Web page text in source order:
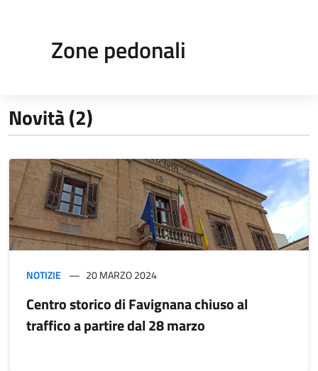
Zone pedonali
Novità (2)
NOTIZIE 20 MARZO 2024
Centro storico di Favignana chiuso al
traffico a partire dal 28 marzo